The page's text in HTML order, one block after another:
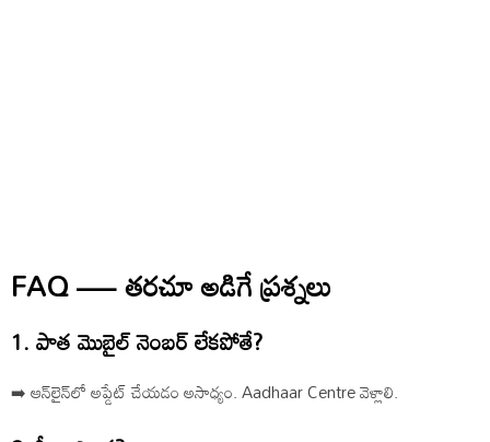
FAQ — తరచూ అడిగే ప్రశ్నలు
1. పాత మొబైల్ నెంబర్ లేకపోతే?
➡️ ఆన్‌లైన్‌లో అప్డేట్ చేయడం అసాధ్యం. Aadhaar Centre వెళ్లాలి.